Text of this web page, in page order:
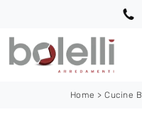
Home > Cucine